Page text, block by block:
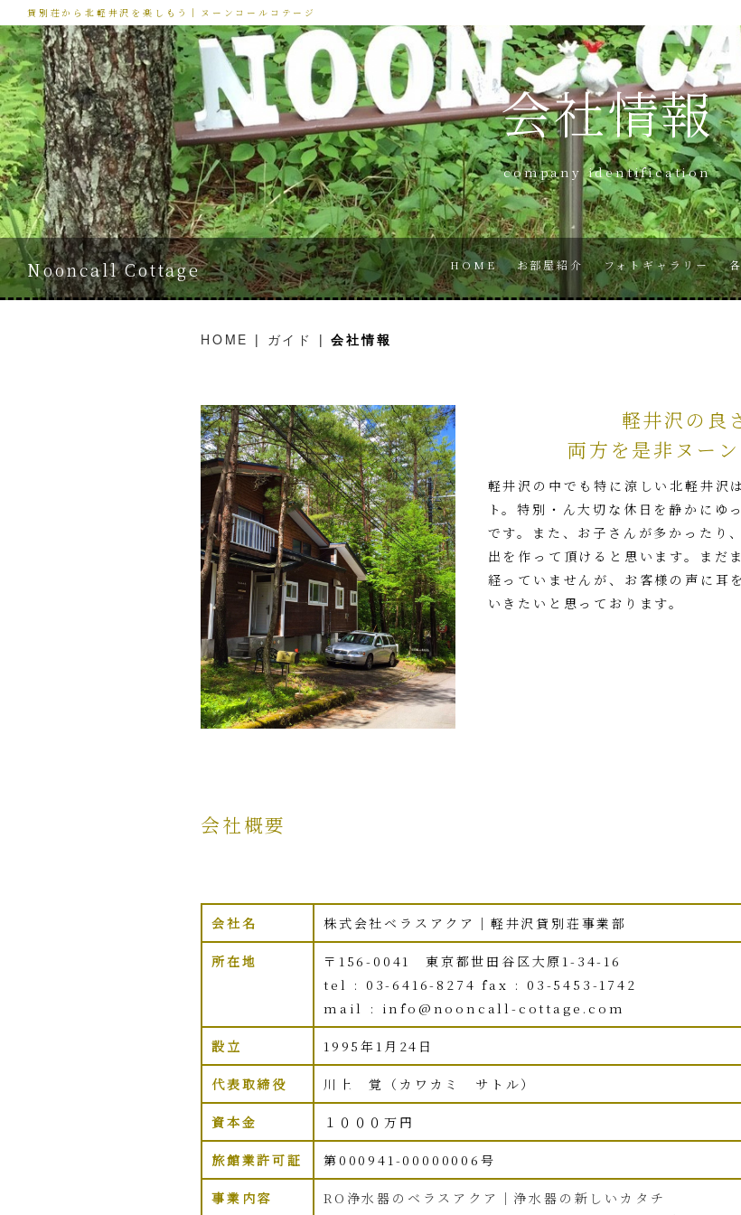
貸別荘から北軽井沢を楽しもう｜ヌーンコールコテージ
会社情報
company identification
Nooncall Cottage HOME お部屋紹介 フォトギャラリー
HOME | ガイド |会社情報
軽井沢の良
両方を是非ヌー
軽井沢の中でも特に涼しい北軽井沢
ト。特別・ん大切な休日を静かにゆ
です。また、お子さんが多かったり
出を作って頂けると思います。まだ
経っていませんが、お客様の声に耳
いきたいと思っております。
会社概要
会社名 株式会社ベラスアクア｜軽井沢貸別荘事業部
所在地
〒156-0041 東京都世田谷区大原1-34-16
tel : 03-6416-8274 fax : 03-5453-1742
mail : info@nooncall-cottage.com
設立 1995年1月24日
代表取締役 川上 覚（カワカミ サトル）
資本金 １０００万円
旅館業許可証 第000941-00000006号
事業内容 RO浄水器のベラスアクア｜浄水器の新しいカタチ